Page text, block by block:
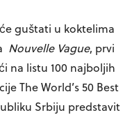
guštati u koktelima
Nouvelle Vague, prvi
na listu 100 najboljih
The World’s 50 Best
Srbiju predstavit